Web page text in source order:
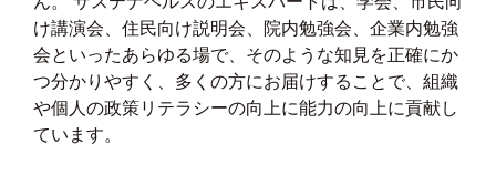
け講演会、住民向け説明会、院内勉強会、企業内勉強
会といったあらゆる場で、そのような知見を正確にか
つ分かりやすく、多くの方にお届けすることで、組織
や個人の政策リテラシーの向上に能力の向上に貢献し
ています。